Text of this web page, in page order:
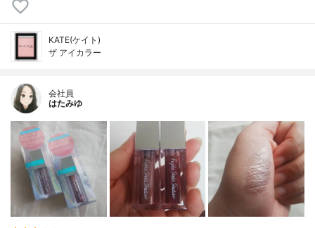
KATE(ケイト)
ザ アイカラー
会社員
はたみゆ